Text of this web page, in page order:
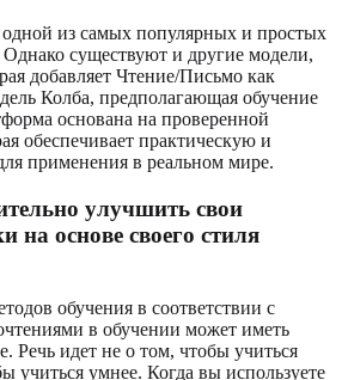
из самых популярных и простых
существуют и другие модели,
добавляет Чтение/Письмо как
Колба, предполагающая обучение
основана на проверенной
обеспечивает практическую и
применения в реальном мире.
улучшить свои
на основе своего стиля
обучения в соответствии с
в обучении может иметь
Речь идет не о том, чтобы учиться
учиться умнее. Когда вы используете